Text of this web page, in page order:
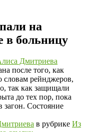
на
в больницу
Дмитриева
после того, как
словам рейнджеров,
так как защищали
до тех пор, пока
загон. Состояние
в рубрике Из